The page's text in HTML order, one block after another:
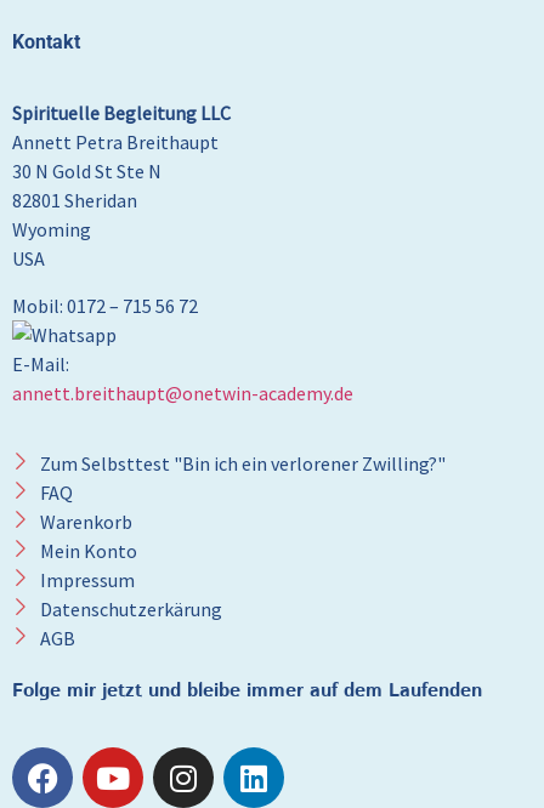
Kontakt
Spirituelle Begleitung LLC
Annett Petra Breithaupt
30 N Gold St Ste N
82801 Sheridan
Wyoming
USA
Mobil: 0172 – 715 56 72
E-Mail:
annett.breithaupt@onetwin-academy.de
Zum Selbsttest "Bin ich ein verlorener Zwilling?"
FAQ
Warenkorb
Mein Konto
Impressum
Datenschutzerkärung
AGB
Folge mir jetzt und bleibe immer auf dem Laufenden